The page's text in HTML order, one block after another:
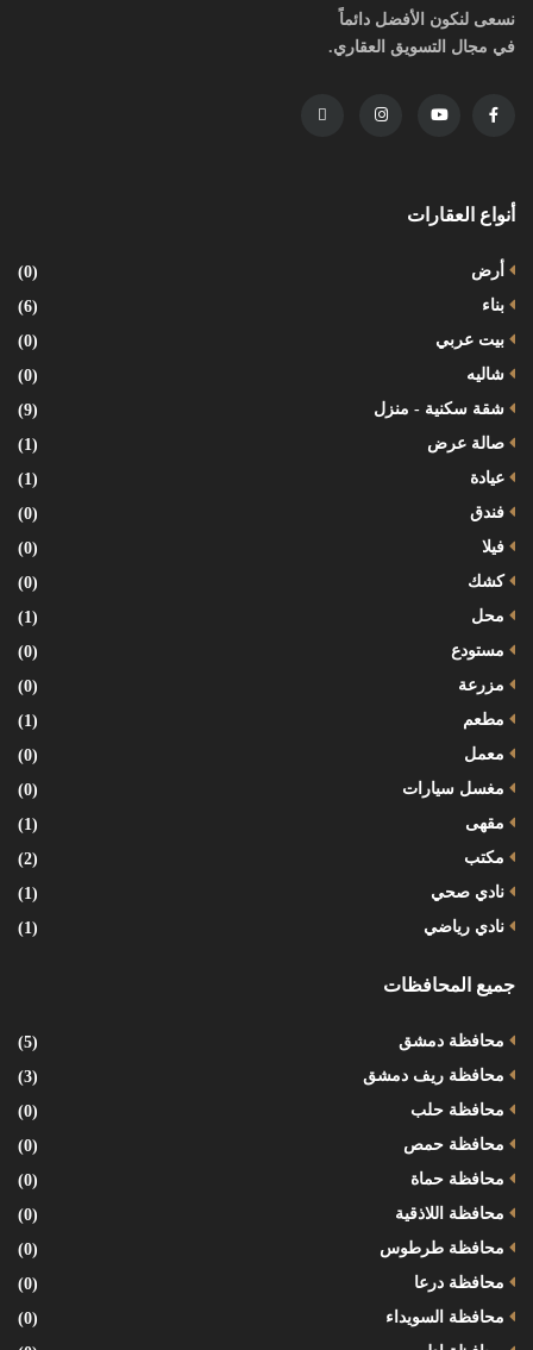
نسعى لنكون الأفضل دائماً
في مجال التسويق العقاري.
أنواع العقارات
أرض
(0)
بناء
(6)
بيت عربي
(0)
شاليه
(0)
شقة سكنية - منزل
(9)
صالة عرض
(1)
عيادة
(1)
فندق
(0)
فيلا
(0)
كشك
(0)
محل
(1)
مستودع
(0)
مزرعة
(0)
مطعم
(1)
معمل
(0)
مغسل سيارات
(0)
مقهى
(1)
مكتب
(2)
نادي صحي
(1)
نادي رياضي
(1)
جميع المحافظات
محافظة دمشق
(5)
محافظة ريف دمشق
(3)
محافظة حلب
(0)
محافظة حمص
(0)
محافظة حماة
(0)
محافظة اللاذقية
(0)
محافظة طرطوس
(0)
محافظة درعا
(0)
محافظة السويداء
(0)